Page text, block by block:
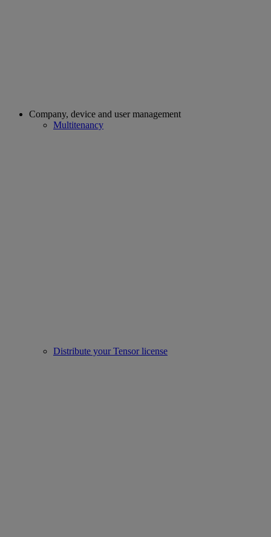
Company, device and user management
Multitenancy
Distribute your Tensor license